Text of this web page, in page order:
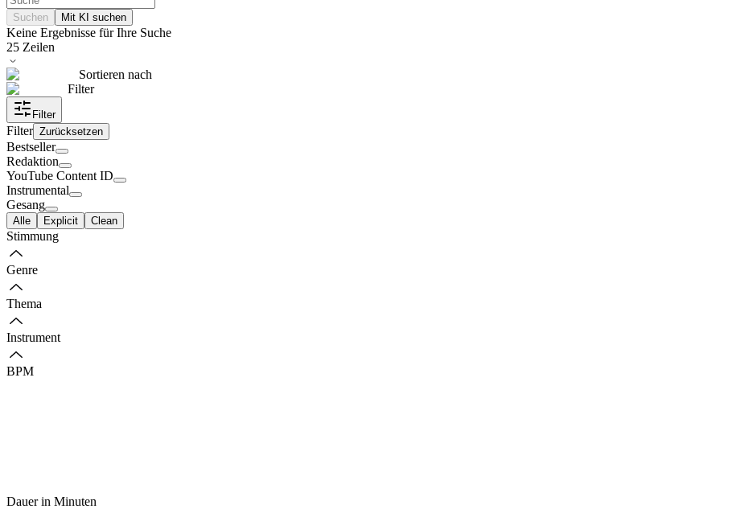
Suchen Mit KI suchen
Keine Ergebnisse für Ihre Suche
25 Zeilen
Sortieren nach
Filter
Filter
Filter Zurücksetzen
Bestseller
Redaktion
YouTube Content ID
Instrumental
Gesang
Alle Explicit Clean
Stimmung
Genre
Thema
Instrument
BPM
Dauer in Minuten